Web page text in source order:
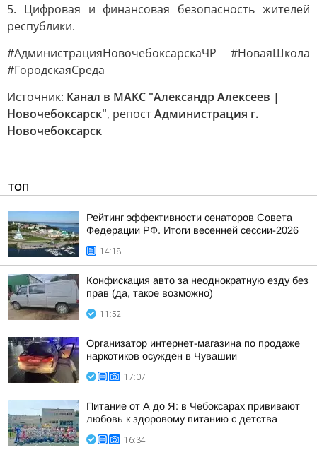
5. Цифровая и финансовая безопасность жителей
республики.
#АдминистрацияНовочебоксарскаЧР #НоваяШкола
#ГородскаяСреда
Источник: Канал в МАКС "Александр Алексеев |
Новочебоксарск", репостАдминистрация г.
Новочебоксарск
ТОП
Рейтинг эффективности сенаторов Совета
Федерации РФ. Итоги весенней сессии-2026
14:18
Конфискация авто за неоднократную езду без
прав (да, такое возможно)
11:52
Организатор интернет-магазина по продаже
наркотиков осуждён в Чувашии
17:07
Питание от А до Я: в Чебоксарах прививают
любовь к здоровому питанию с детства
16:34